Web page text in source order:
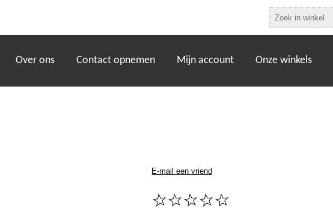
Over ons Contact opnemen Mijn account Onze winkels